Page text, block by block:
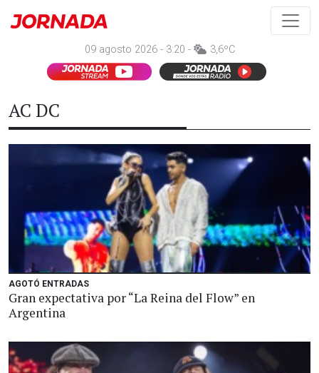
09 agosto 2026 - 3:20 - 3,6ºC
AC DC
AGOTÓ ENTRADAS
Gran expectativa por “La Reina del Flow” en
Argentina